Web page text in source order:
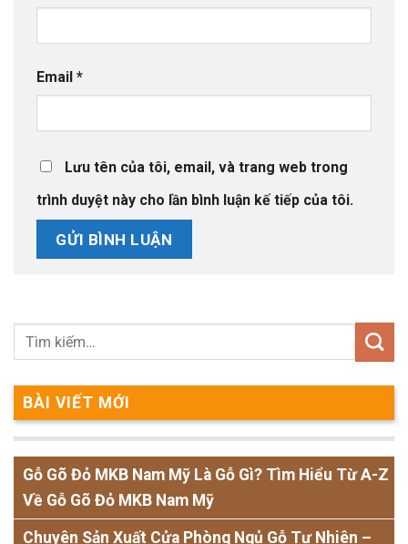
Email *
Lưu tên của tôi, email, và trang web trong
trình duyệt này cho lần bình luận kế tiếp của tôi.
BÀI VIẾT MỚI
Gỗ Gõ Đỏ MKB Nam Mỹ Là Gỗ Gì? Tìm Hiểu Từ A-Z
Về Gỗ Gõ Đỏ MKB Nam Mỹ
Chuyên Sản Xuất Cửa Phòng Ngủ Gỗ Tự Nhiên –